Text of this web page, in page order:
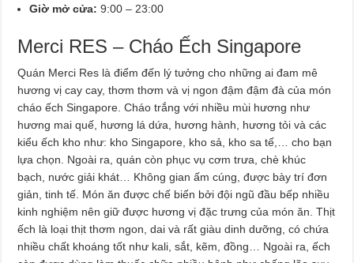
Giờ mở cửa:9:00 – 23:00
Merci RES – Cháo Ếch Singapore
Quán Merci Res là điểm đến lý tưởng cho những ai đam mê
hương vị cay cay, thơm thơm và vị ngon đậm đậm đà của món
cháo ếch Singapore. Cháo trắng với nhiều mùi hương như
hương mai quế, hương lá dứa, hương hành, hương tỏi và các
kiểu ếch kho như: kho Singapore, kho sả, kho sa tế,… cho bạn
lựa chọn. Ngoài ra, quán còn phục vụ cơm trưa, chè khúc
bạch, nước giải khát… Không gian ấm cúng, được bày trí đơn
giản, tinh tế. Món ăn được chế biến bởi đội ngũ đầu bếp nhiều
kinh nghiệm nên giữ được hương vị đặc trưng của món ăn. Thịt
ếch là loại thịt thơm ngon, dai và rất giàu dinh dưỡng, có chứa
nhiều chất khoáng tốt như kali, sắt, kẽm, đồng… Ngoài ra, ếch